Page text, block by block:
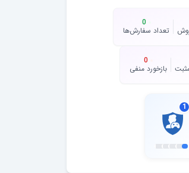
0
تعداد سفارش‌ها
0
بازخورد منفی
1